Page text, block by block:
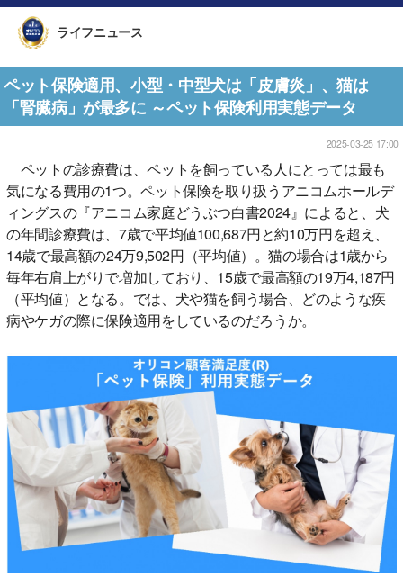
ライフニュース
ペット保険適用、小型・中型犬は「皮膚炎」、猫は
「腎臓病」が最多に ～ペット保険利用実態データ
2025-03-25 17:00
ペットの診療費は、ペットを飼っている人にとっては最も
気になる費用の1つ。ペット保険を取り扱うアニコムホールデ
ィングスの『アニコム家庭どうぶつ白書2024』によると、犬
の年間診療費は、7歳で平均値100,687円と約10万円を超え、
14歳で最高額の24万9,502円（平均値）。猫の場合は1歳から
毎年右肩上がりで増加しており、15歳で最高額の19万4,187円
（平均値）となる。では、犬や猫を飼う場合、どのような疾
病やケガの際に保険適用をしているのだろうか。